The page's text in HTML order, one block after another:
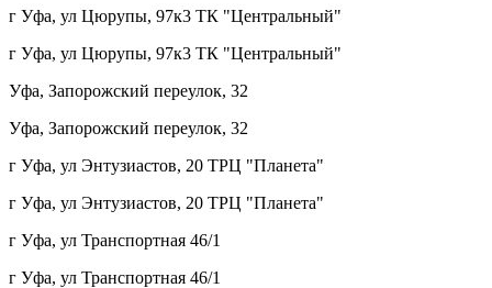
г Уфа, ул Цюрупы, 97к3 ТК "Центральный"
г Уфа, ул Цюрупы, 97к3 ТК "Центральный"
Уфа, Запорожский переулок, 32
Уфа, Запорожский переулок, 32
г Уфа, ул Энтузиастов, 20 ТРЦ "Планета"
г Уфа, ул Энтузиастов, 20 ТРЦ "Планета"
г Уфа, ул Транспортная 46/1
г Уфа, ул Транспортная 46/1